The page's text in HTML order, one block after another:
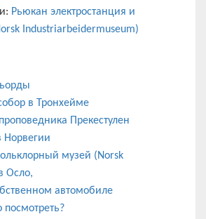
Рьюкан электростанция и
Industriarbeidermuseum)
в Тронхейме
Прекестулен
Норвегии
музей (Norsk
Осло,
автомобиле
посмотреть?